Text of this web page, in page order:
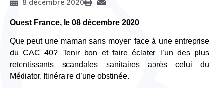
8 décembre 2020
Ouest France, le 08 décembre 2020
Que peut une maman sans moyen face à une entreprise
du CAC 40? Tenir bon et faire éclater l’un des plus
retentissants scandales sanitaires après celui du
Médiator. Itinéraire d’une obstinée.